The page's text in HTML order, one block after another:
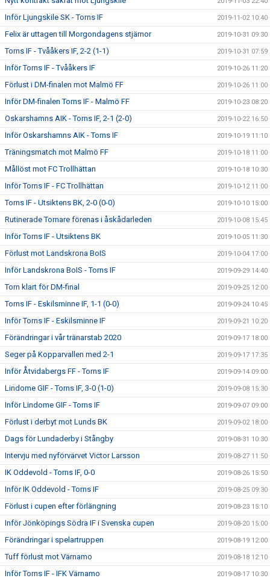
Inför Ljungskile SK - Torns IF 2019-11-02 10:40
Felix är uttagen till Morgondagens stjärnor 2019-10-31 09:30
Torns IF - Tvååkers IF, 2-2 (1-1) 2019-10-31 07:59
Inför Torns IF - Tvååkers IF 2019-10-26 11:20
Förlust i DM-finalen mot Malmö FF 2019-10-26 11:00
Inför DM-finalen Torns IF - Malmö FF 2019-10-23 08:20
Oskarshamns AIK - Torns IF, 2-1 (2-0) 2019-10-22 16:50
Inför Oskarshamns AIK - Torns IF 2019-10-19 11:10
Träningsmatch mot Malmö FF 2019-10-18 11:00
Mållöst mot FC Trollhättan 2019-10-18 10:30
Inför Torns IF - FC Trollhättan 2019-10-12 11:00
Torns IF - Utsiktens BK, 2-0 (0-0) 2019-10-10 15:00
Rutinerade Tornare förenas i åskådarleden 2019-10-08 15:45
Inför Torns IF - Utsiktens BK 2019-10-05 11:30
Förlust mot Landskrona BoIS 2019-10-04 17:00
Inför Landskrona BoIS - Torns IF 2019-09-29 14:40
Torn klart för DM-final 2019-09-25 12:00
Torns IF - Eskilsminne IF, 1-1 (0-0) 2019-09-24 10:45
Inför Torns IF - Eskilsminne IF 2019-09-21 10:20
Förändringar i vår tränarstab 2020 2019-09-17 18:00
Seger på Kopparvallen med 2-1 2019-09-17 17:35
Inför Åtvidabergs FF - Torns IF 2019-09-14 09:00
Lindome GIF - Torns IF, 3-0 (1-0) 2019-09-08 15:30
Inför Lindome GIF - Torns IF 2019-09-07 09:00
Förlust i derbyt mot Lunds BK 2019-09-02 18:00
Dags för Lundaderby i Stångby 2019-08-31 10:30
Intervju med nyförvärvet Victor Larsson 2019-08-27 11:50
IK Oddevold - Torns IF, 0-0 2019-08-26 15:50
Inför IK Oddevold - Torns IF 2019-08-25 09:30
Förlust i cupen efter förlängning 2019-08-23 15:10
Inför Jönköpings Södra IF i Svenska cupen 2019-08-20 15:00
Förändringar i spelartruppen 2019-08-19 12:00
Tuff förlust mot Värnamo 2019-08-18 12:10
Inför Torns IF - IFK Värnamo 2019-08-17 10:30